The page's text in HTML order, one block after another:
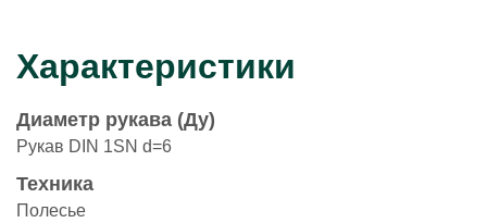
Характеристики
Диаметр рукава (Ду)
Рукав DIN 1SN d=6
Техника
Полесье